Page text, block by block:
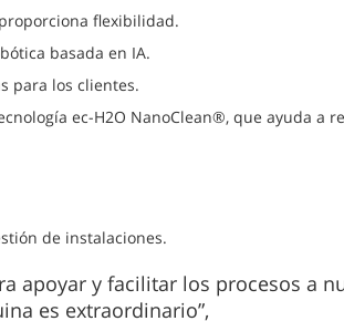
flexibilidad.
basada en IA.
para los clientes.
ec-H2O NanoClean®, que ayuda a
de instalaciones.
apoyar y facilitar los procesos a
es extraordinario”,